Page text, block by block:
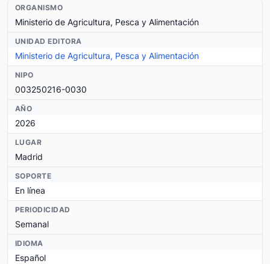
ORGANISMO
Ministerio de Agricultura, Pesca y Alimentación
UNIDAD EDITORA
Ministerio de Agricultura, Pesca y Alimentación
NIPO
003250216-0030
AÑO
2026
LUGAR
Madrid
SOPORTE
En línea
PERIODICIDAD
Semanal
IDIOMA
Español